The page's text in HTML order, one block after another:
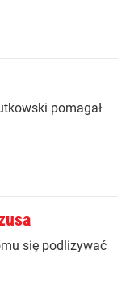
pomagał
się podlizywać